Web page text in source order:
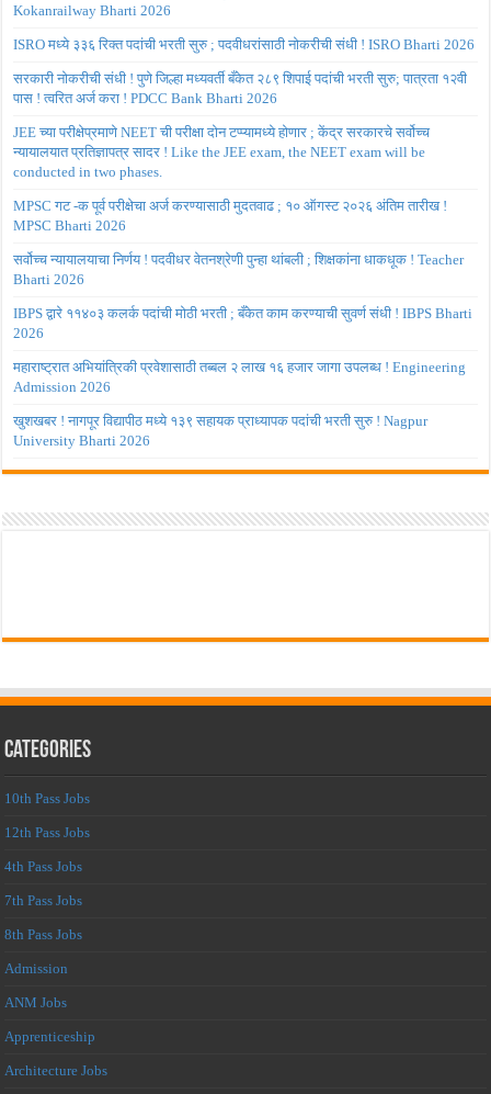
Kokanrailway Bharti 2026
ISRO मध्ये ३३६ रिक्त पदांची भरती सुरु ; पदवीधरांसाठी नोकरीची संधी ! ISRO Bharti 2026
सरकारी नोकरीची संधी ! पुणे जिल्हा मध्यवर्ती बँकेत २८९ शिपाई पदांची भरती सुरु; पात्रता १२वी
पास ! त्वरित अर्ज करा ! PDCC Bank Bharti 2026
JEE च्या परीक्षेप्रमाणे NEET ची परीक्षा दोन टप्प्यामध्ये होणार ; केंद्र सरकारचे सर्वोच्च
न्यायालयात प्रतिज्ञापत्र सादर ! Like the JEE exam, the NEET exam will be
conducted in two phases.
MPSC गट -क पूर्व परीक्षेचा अर्ज करण्यासाठी मुदतवाढ ; १० ऑगस्ट २०२६ अंतिम तारीख !
MPSC Bharti 2026
सर्वोच्च न्यायालयाचा निर्णय ! पदवीधर वेतनश्रेणी पुन्हा थांबली ; शिक्षकांना धाकधूक ! Teacher
Bharti 2026
IBPS द्वारे ११४०३ कलर्क पदांची मोठी भरती ; बँकेत काम करण्याची सुवर्ण संधी ! IBPS Bharti
2026
महाराष्ट्रात अभियांत्रिकी प्रवेशासाठी तब्बल २ लाख १६ हजार जागा उपलब्ध ! Engineering
Admission 2026
खुशखबर ! नागपूर विद्यापीठ मध्ये १३९ सहायक प्राध्यापक पदांची भरती सुरु ! Nagpur
University Bharti 2026
Categories
10th Pass Jobs
12th Pass Jobs
4th Pass Jobs
7th Pass Jobs
8th Pass Jobs
Admission
ANM Jobs
Apprenticeship
Architecture Jobs